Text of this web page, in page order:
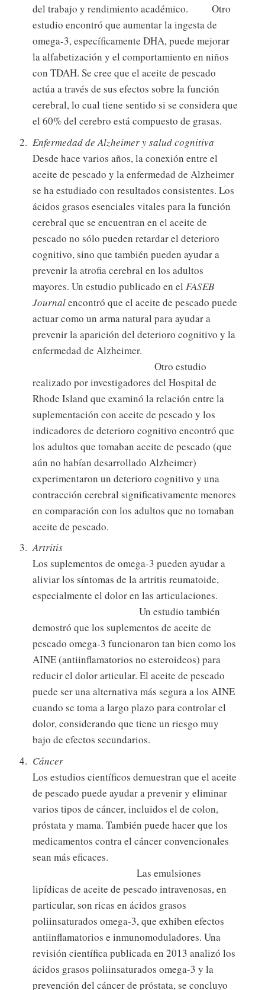
del trabajo y rendimiento académico. Otro
estudio encontró que aumentar la ingesta de
omega-3, específicamente DHA, puede mejorar
la alfabetización y el comportamiento en niños
con TDAH. Se cree que el aceite de pescado
actúa a través de sus efectos sobre la función
cerebral, lo cual tiene sentido si se considera que
el 60% del cerebro está compuesto de grasas.
Enfermedad de Alzheimer y salud cognitiva
Desde hace varios años, la conexión entre el
aceite de pescado y la enfermedad de Alzheimer
se ha estudiado con resultados consistentes. Los
ácidos grasos esenciales vitales para la función
cerebral que se encuentran en el aceite de
pescado no sólo pueden retardar el deterioro
cognitivo, sino que también pueden ayudar a
prevenir la atrofia cerebral en los adultos
mayores. Un estudio publicado en el FASEB
Journalencontró que el aceite de pescado puede
actuar como un arma natural para ayudar a
prevenir la aparición del deterioro cognitivo y la
enfermedad de Alzheimer.
Otro estudio
realizado por investigadores del Hospital de
Rhode Island que examinó la relación entre la
suplementación con aceite de pescado y los
indicadores de deterioro cognitivo encontró que
los adultos que tomaban aceite de pescado (que
aún no habían desarrollado Alzheimer)
experimentaron un deterioro cognitivo y una
contracción cerebral significativamente menores
en comparación con los adultos que no tomaban
aceite de pescado.
Artritis
Los suplementos de omega-3 pueden ayudar a
aliviar los síntomas de la artritis reumatoide,
especialmente el dolor en las articulaciones.
Un estudio también
demostró que los suplementos de aceite de
pescado omega-3 funcionaron tan bien como los
AINE (antiinflamatorios no esteroideos) para
reducir el dolor articular. El aceite de pescado
puede ser una alternativa más segura a los AINE
cuando se toma a largo plazo para controlar el
dolor, considerando que tiene un riesgo muy
bajo de efectos secundarios.
Cáncer
Los estudios científicos demuestran que el aceite
de pescado puede ayudar a prevenir y eliminar
varios tipos de cáncer, incluidos el de colon,
próstata y mama. También puede hacer que los
medicamentos contra el cáncer convencionales
sean más eficaces.
Las emulsiones
lipídicas de aceite de pescado intravenosas, en
particular, son ricas en ácidos grasos
poliinsaturados omega-3, que exhiben efectos
antiinflamatorios e inmunomoduladores. Una
revisión científica publicada en 2013 analizó los
ácidos grasos poliinsaturados omega-3 y la
prevención del cáncer de próstata, se concluyo